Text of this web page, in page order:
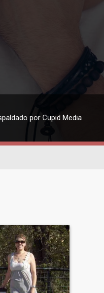
por Cupid Media